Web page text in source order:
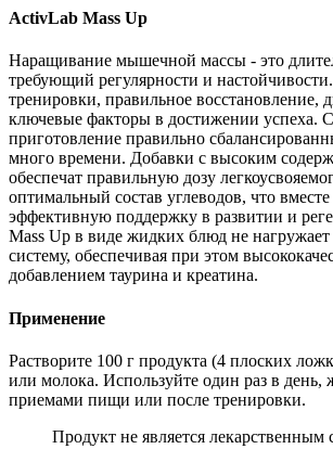
ActivLab Mass Up
Наращивание мышечной массы - это
требующий регулярности и
тренировки, правильное восстановление,
ключевые факторы в достижении успеха.
приготовление правильно
много времени. Добавки с высоким
обеспечат правильную дозу
оптимальный состав углеводов, что
эффективную поддержку в развитии и
Mass Up в виде жидких блюд не
систему, обеспечивая при этом
добавлением таурина и креатина.
Применение
Растворите 100 г продукта (4 плоских
или молока. Используйте один раз в день,
приемами пищи или после тренировки.
Продукт не является лекарственным